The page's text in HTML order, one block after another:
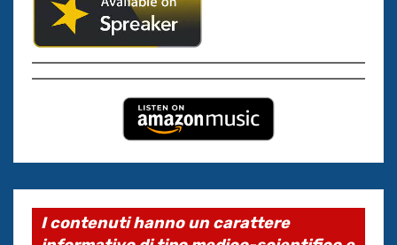
I contenuti hanno un carattere